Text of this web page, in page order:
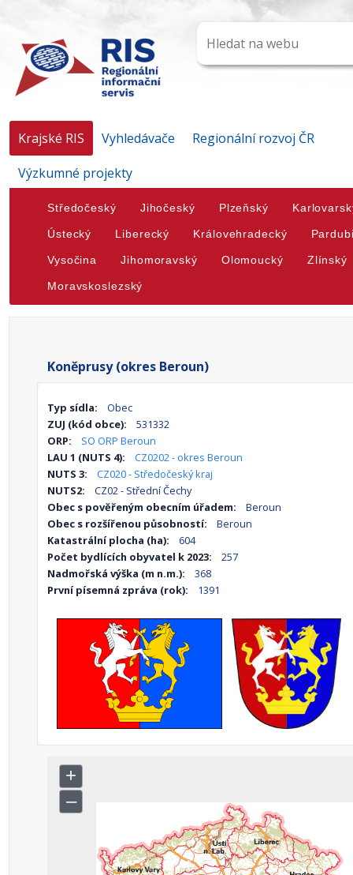
Krajské RIS Vyhledávače
Regionální rozvoj ČR
Výzkumné projekty
Středočeský Jihočeský Plzeňský
Ústecký Liberecký Královehradecký
Vysočina Jihomoravský Olomoucký Zlínský
Moravskoslezský
Koněprusy (okres Beroun)
Typ sídla:
Obec
ZUJ (kód obce):
531332
ORP:
SO ORP Beroun
LAU 1 (NUTS 4):
CZ0202 - okres Beroun
NUTS 3:
CZ020 - Středočeský kraj
NUTS2:
CZ02 - Střední Čechy
Obec s pověřeným obecním úřadem:
Beroun
Obec s rozšířenou působností:
Beroun
Katastrální plocha (ha):
604
Počet bydlících obyvatel k 2023:
257
Nadmořská výška (m n.m.):
368
První písemná zpráva (rok):
1391